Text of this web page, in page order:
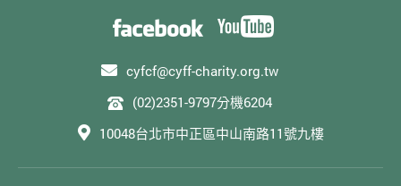
cyfcf@cyff-charity.org.tw
(02)2351-9797分機6204
10048台北市中正區中山南路11號九樓